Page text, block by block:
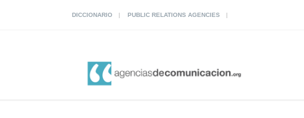
DICCIONARIO PUBLIC RELATIONS AGENCIES